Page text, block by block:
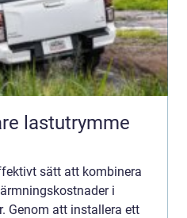
sätt att kombinera
i
Genom att installera ett